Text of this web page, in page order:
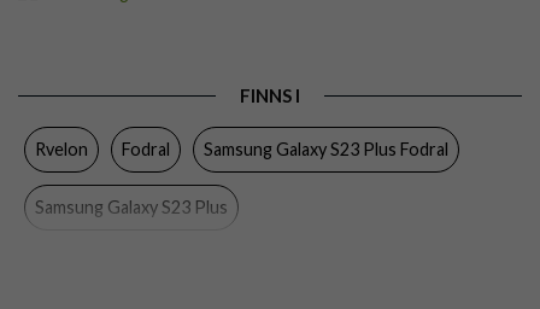
Kortfack, Löstagbart skal, Magnetstängning
Färg Svart
FINNS I
Rvelon Fodral Samsung Galaxy S23 Plus Fodral
Samsung Galaxy S23 Plus